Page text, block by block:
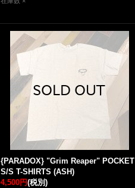
{PARADOX} "Grim Reaper" POCKET
S/S T-SHIRTS (ASH)
4,500円(税別)